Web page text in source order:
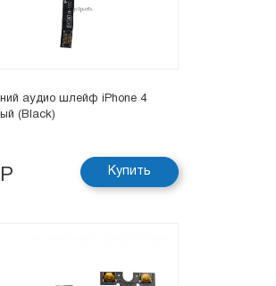
аудио шлейф iPhone 4
(Black)
Купить